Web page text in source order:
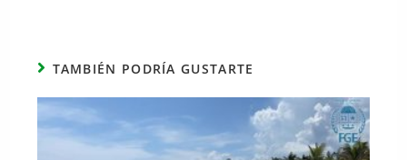
TAMBIÉN PODRÍA GUSTARTE